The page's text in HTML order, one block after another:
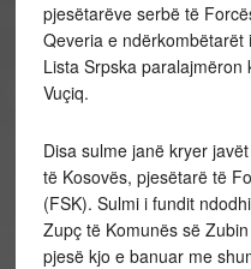
pjesëtarëve serbë të
Qeveria e
Lista Srpska
Vuçiq.
Disa sulme janë kryer
të Kosovës, pjesëtarë të
(FSK). Sulmi i fundit
Zupç të Komunës së
pjesë kjo e banuar me